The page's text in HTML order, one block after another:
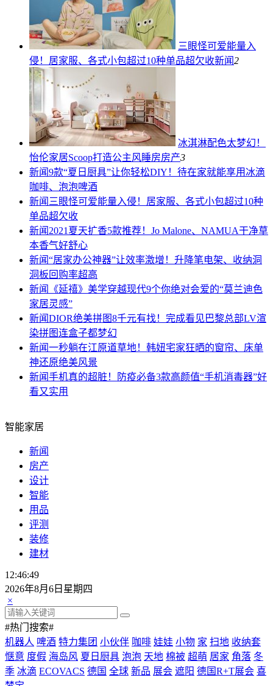
三眼怪可爱能量入
侵！居家服、各式小包超过10种单品超欠收新闻2
冰淇淋配色太梦幻！
怡伦家居Scoop打造公主风睡房房产3
新闻9款“夏日厨具”让你轻松DIY！待在家就能享用冰滴
咖啡、泡泡啤酒
新闻 三眼怪可爱能量入侵！居家服、各式小包超过10种
单品超欠收
新闻 2021夏天扩香5款推荐！Jo Malone、NAMUA干净草
本香气好舒心
新闻“居家办公神器”让效率激增！升降笔电架、收纳洞
洞板回购率超高
新闻
《延禧》美学穿越现代9个你绝对会爱的“莫兰迪色
家居灵感”
新闻DIOR绝美拼图8千元有找！完成看见巴黎总部LV渲
染拼图连盒子都梦幻
新闻一秒躺在江原道草地！韩妞宅家狂晒的窗帘、床单
神还原绝美风景
新闻手机真的超脏！防疫必备3款高颜值“手机消毒器”好
看又实用
智能家居
新闻
房产
设计
智能
用品
评测
装修
建材
12:46:49
2026年8月6日星期四
×
#热门搜索#
机器人 啤酒 特力集团 小伙伴 咖啡 娃娃 小物 家 扫地 收纳套
惬意 度假 海岛风 夏日厨具 泡泡 天地 棉被 超萌 居家 角落 冬
季 冰滴 ECOVACS 德国 全球 新品 展会 遮阳 德国R+T展会 喜